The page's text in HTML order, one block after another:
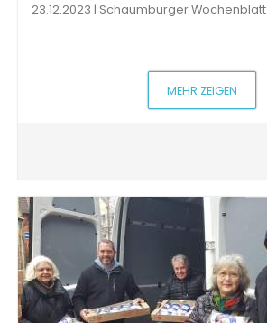
23.12.2023 | Schaumburger Wochenblatt
MEHR ZEIGEN